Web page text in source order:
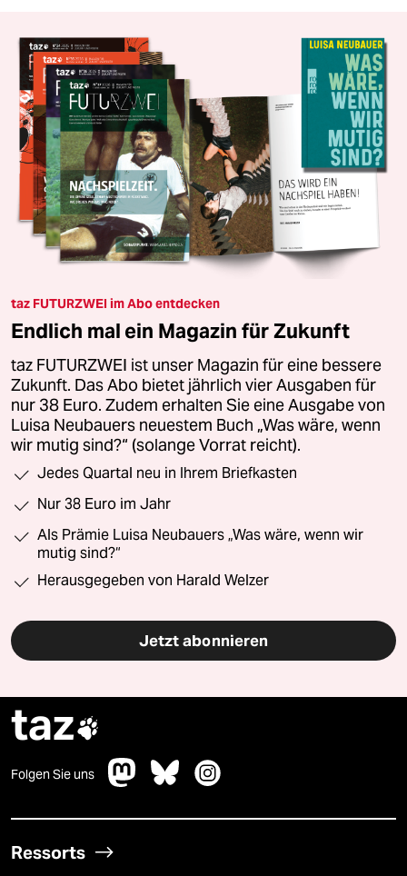
taz FUTURZWEI im Abo entdecken
Endlich mal ein Magazin für Zukunft
taz FUTURZWEI ist unser Magazin für eine bessere
Zukunft. Das Abo bietet jährlich vier Ausgaben für
nur 38 Euro. Zudem erhalten Sie eine Ausgabe von
Luisa Neubauers neuestem Buch „Was wäre, wenn
wir mutig sind?“ (solange Vorrat reicht).
Jedes Quartal neu in Ihrem Briefkasten
Nur 38 Euro im Jahr
Als Prämie Luisa Neubauers „Was wäre, wenn wir
mutig sind?“
Herausgegeben von Harald Welzer
Jetzt abonnieren
taz
Folgen Sie uns
Ressorts